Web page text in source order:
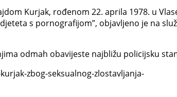
Kurjak, rođenom 22. aprila 1978. u
s pornografijom”, objavljeno je na
odmah obavijeste najbližu policijsku
zbog-seksualnog-zlostavljanja-